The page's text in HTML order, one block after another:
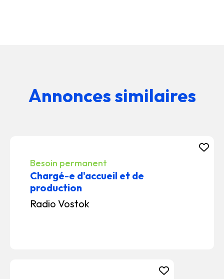
Annonces similaires
Besoin permanent
Chargé-e d'accueil et de
production
Radio Vostok